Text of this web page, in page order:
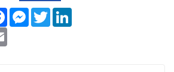
FacebookMessenger
Twitter